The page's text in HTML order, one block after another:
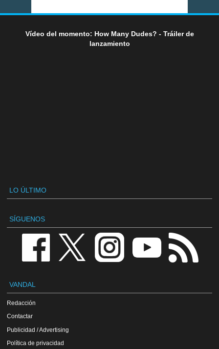
Vídeo del momento: How Many Dudes? - Tráiler de
lanzamiento
LO ÚLTIMO
SÍGUENOS
VANDAL
Redacción
Contactar
Publicidad / Advertising
Política de privacidad